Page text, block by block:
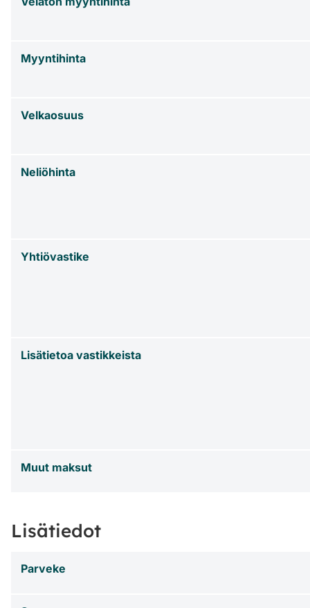
Myyntihinta
Velkaosuus
Neliöhinta
Yhtiövastike
Lisätietoa vastikkeista
Muut maksut
Lisätiedot
Parveke